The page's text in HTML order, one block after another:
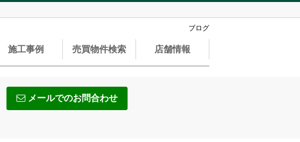
ブログ
施工事例 売買物件検索 店舗情報
メールでのお問合わせ